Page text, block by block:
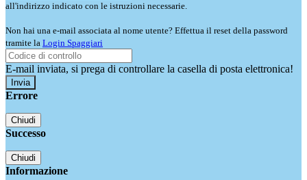
all'indirizzo indicato con le istruzioni necessarie.
Non hai una e-mail associata al nome utente? Effettua il reset della password
tramite la Login Spaggiari
E-mail inviata, si prega di controllare la casella di posta elettronica!
Errore
Chiudi
Successo
Chiudi
Informazione